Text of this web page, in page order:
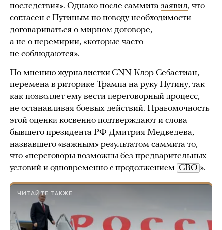
последствия». Однако после саммита заявил, что
согласен с Путиным по поводу необходимости
договариваться о мирном договоре,
а не о перемирии, «которые часто
не соблюдаются».
По мнению журналистки CNN Клэр Себастиан,
перемена в риторике Трампа на руку Путину, так
как позволяет ему вести переговорный процесс,
не останавливая боевых действий. Правомочность
этой оценки косвенно подтверждают и слова
бывшего президента РФ Дмитрия Медведева,
назвавшего «важным» результатом саммита то,
что «переговоры возможны без предварительных
условий и одновременно с продолжением СВО ».
ЧИТАЙТЕ ТАКЖЕ